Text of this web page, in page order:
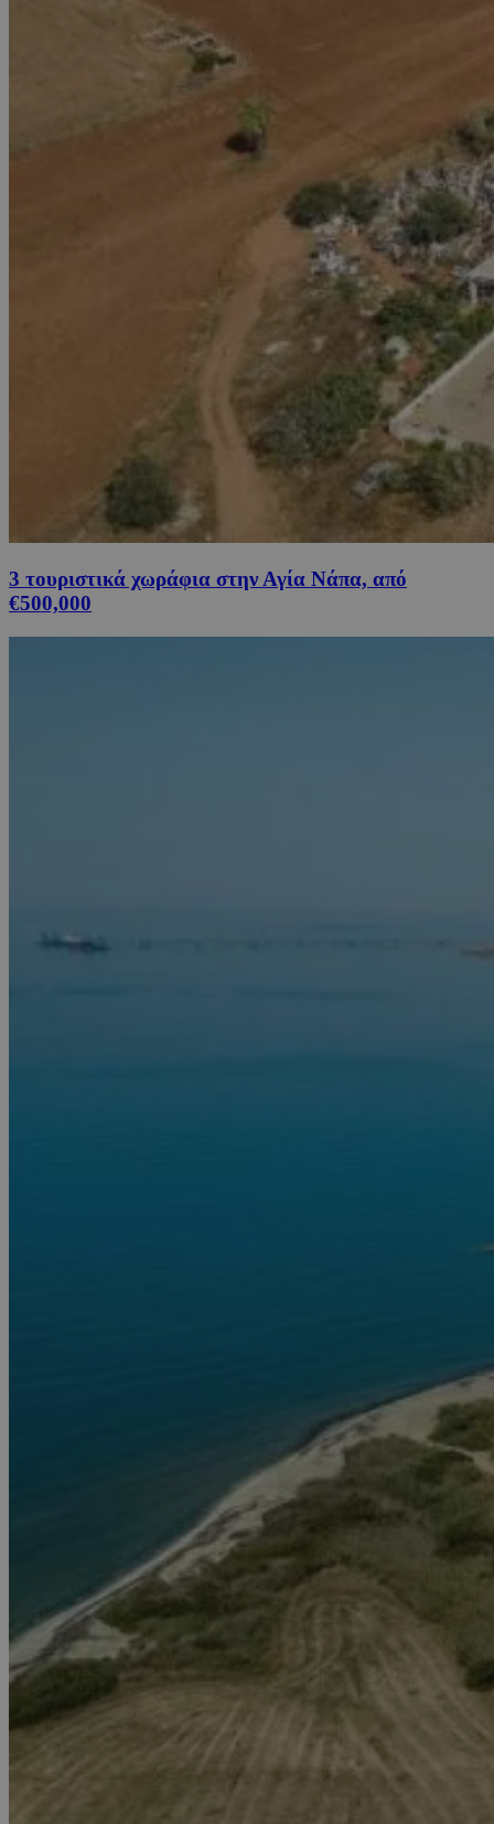
3 τουριστικά χωράφια στην Αγία Νάπα, από
€500,000